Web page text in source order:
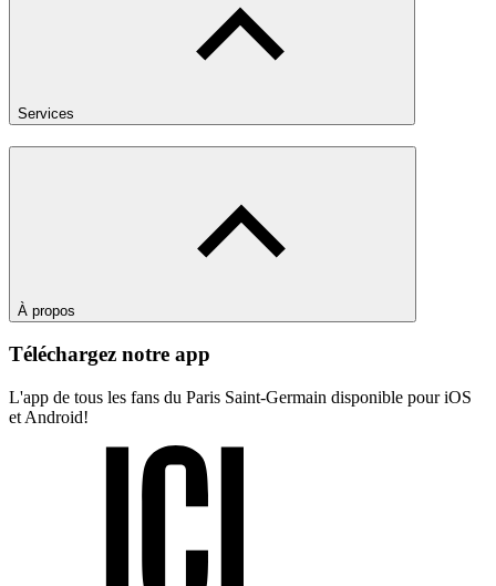
Services
À propos
Téléchargez notre app
L'app de tous les fans du Paris Saint-Germain disponible pour iOS
et Android!